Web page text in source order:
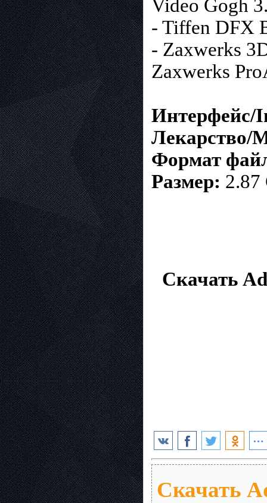
Video Gogh
- Tiffen DFX
- Zaxwerks
Zaxwerks
Интерфейс/
Лекарство/
Формат
Размер: 2.87
Скачать
Скачать